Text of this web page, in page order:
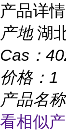
产品详情
产地 湖
Cas：
价格： 1
产品名称
看相似